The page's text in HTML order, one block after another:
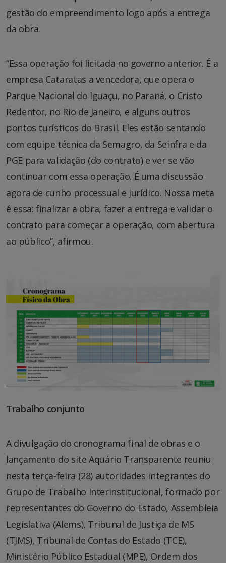
gestão do empreendimento logo após a entrega
da obra.
“Essa operação foi licitada no governo anterior. É a
empresa Cataratas a vencedora, que opera o
Parque Nacional do Iguaçu, no Paraná, o Cristo
Redentor, no Rio de Janeiro, e alguns outros
pontos turísticos do Brasil. Eles estão sentando
com equipe técnica da Semagro, da Seinfra e da
PGE para validação (do contrato) e ver se vão
continuar com essa operação. É uma discussão
agora de cunho processual e jurídico. Nossa meta
é essa: finalizar a obra, fazer a entrega e validar o
contrato para começar a operação, com abertura
ao público”, afirmou.
Trabalho conjunto
A divulgação do cronograma final de obras e o
lançamento do site Aquário Transparente reuniu
nesta terça-feira (28) autoridades integrantes do
Grupo de Trabalho Interinstitucional, formado por
representantes do Governo do Estado, Assembleia
Legislativa (Alems), Tribunal de Justiça de MS
(TJMS), Tribunal de Contas do Estado (TCE),
Ministério Público Estadual (MPE), Ordem dos